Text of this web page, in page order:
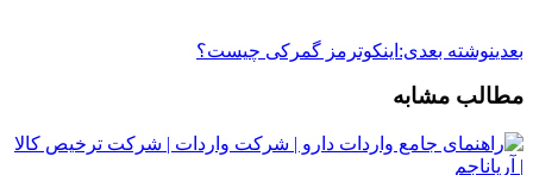
بعدینوشته بعدی: اینکوترمز گمرکی چیست؟
مطالب مشابه